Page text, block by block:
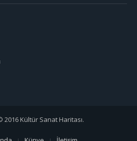
2016 Kültür Sanat Haritası.